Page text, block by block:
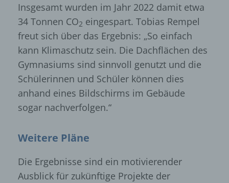
Insgesamt wurden im Jahr 2022 damit etwa
34 Tonnen CO2 eingespart. Tobias Rempel
freut sich über das Ergebnis: „So einfach
kann Klimaschutz sein. Die Dachflächen des
Gymnasiums sind sinnvoll genutzt und die
Schülerinnen und Schüler können dies
anhand eines Bildschirms im Gebäude
sogar nachverfolgen.“
Weitere Pläne
Die Ergebnisse sind ein motivierender
Ausblick für zukünftige Projekte der